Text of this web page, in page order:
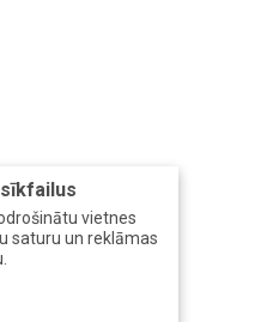
vietnes
saturu un reklāmas